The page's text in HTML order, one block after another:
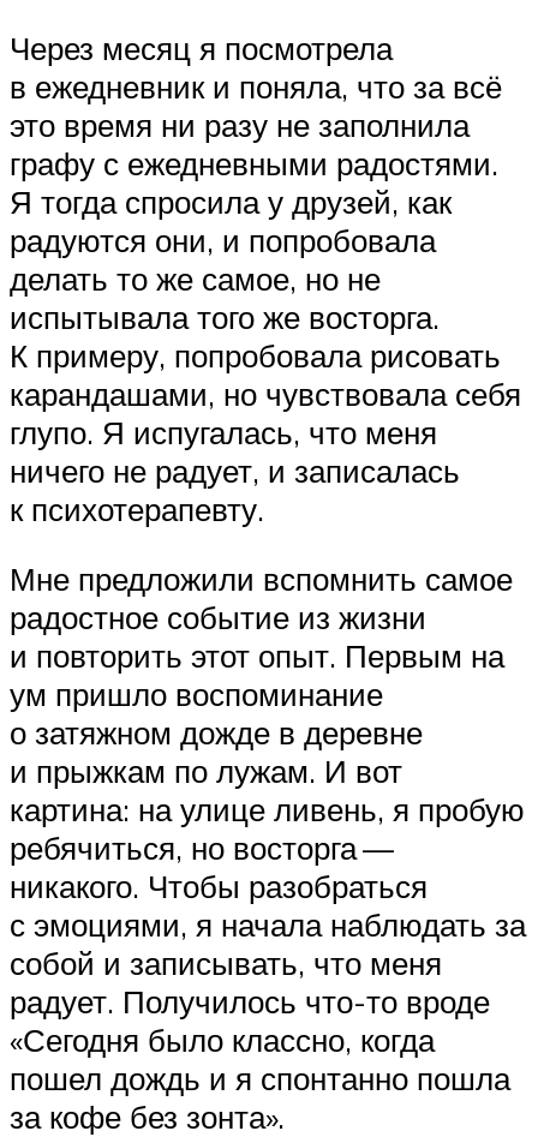
Через месяц я посмотрела
в ежедневник и поняла, что за всё
это время ни разу не заполнила
графу с ежедневными радостями.
Я тогда спросила у друзей, как
радуются они, и попробовала
делать то же самое, но не
испытывала того же восторга.
К примеру, попробовала рисовать
карандашами, но чувствовала себя
глупо. Я испугалась, что меня
ничего не радует, и записалась
к психотерапевту.
Мне предложили вспомнить самое
радостное событие из жизни
и повторить этот опыт. Первым на
ум пришло воспоминание
о затяжном дожде в деревне
и прыжкам по лужам. И вот
картина: на улице ливень, я пробую
ребячиться, но восторга —
никакого. Чтобы разобраться
с эмоциями, я начала наблюдать за
собой и записывать, что меня
радует. Получилось что-то вроде
«Сегодня было классно, когда
пошел дождь и я спонтанно пошла
за кофе без зонта».